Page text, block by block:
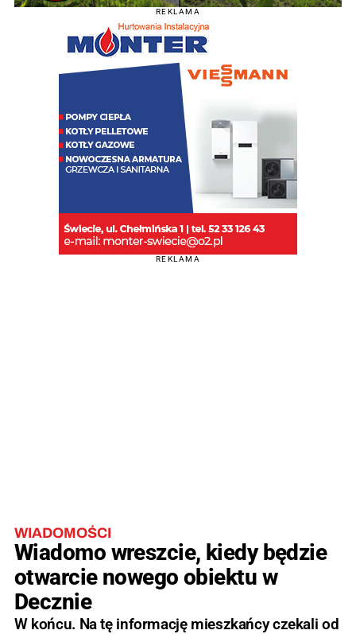
REKLAMA
REKLAMA
WIADOMOŚCI
Wiadomo wreszcie, kiedy będzie
otwarcie nowego obiektu w
Decznie
W końcu. Na tę informację mieszkańcy czekali od